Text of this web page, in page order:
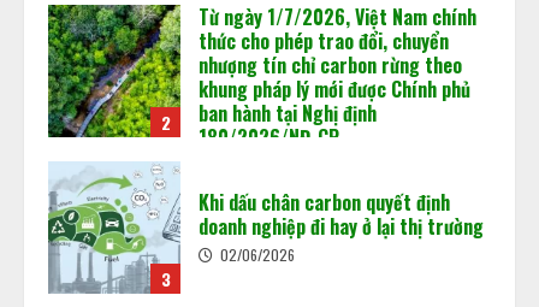
2
3
Chuẩn bị “luật chơi” mới của Sàn
giao dịch các-bon
Minh bạch MRV: Nền tảng cho thị
02/06/2026
3
Khi dấu chân carbon quyết định
doanh nghiệp đi hay ở lại thị trường
02/06/2026
4
Báo cáo cập nhật tình hình kinh tế
Việt Nam
18/05/2026